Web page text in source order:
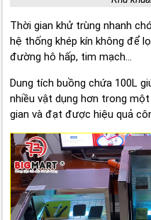
Thời gian khử trùng nhanh
hệ thống khép kín không để
đường hô hấp, tim mạch...
Dung tích buồng chứa 100L
nhiều vật dụng hơn trong
gian và đạt được hiệu quả